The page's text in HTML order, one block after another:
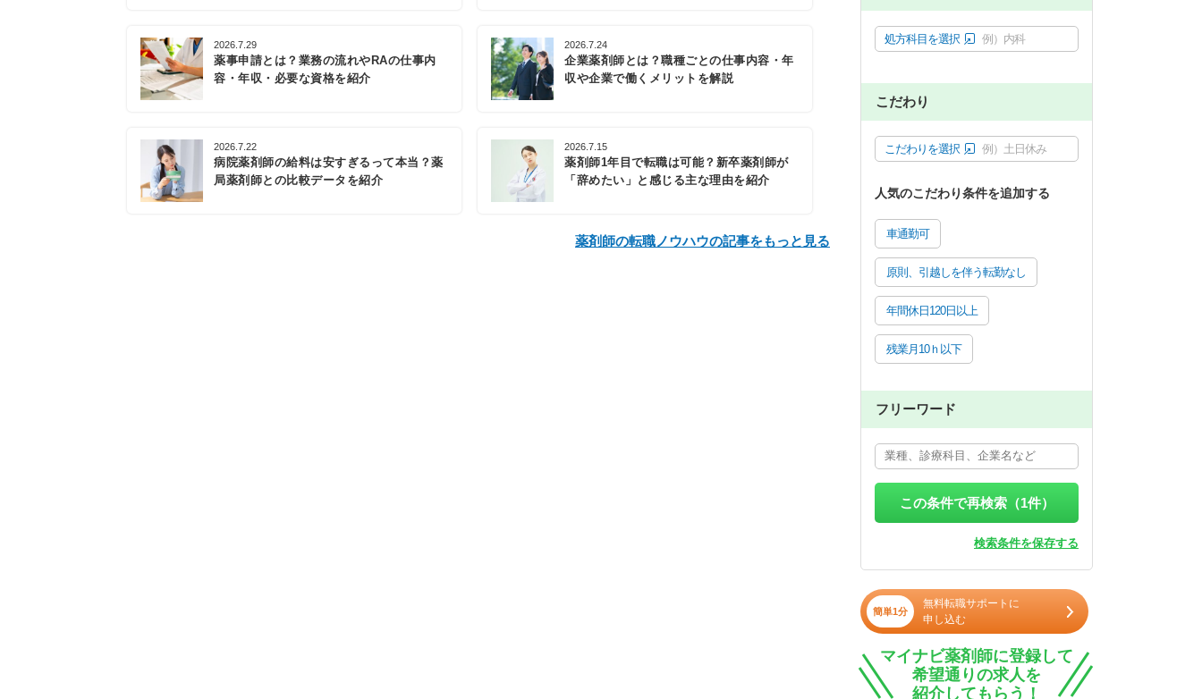
2026.7.29
薬事申請とは？業務の流れやRAの仕事内
容・年収・必要な資格を紹介
2026.7.24
企業薬剤師とは？職種ごとの仕事内容・年
収や企業で働くメリットを解説
2026.7.22
病院薬剤師の給料は安すぎるって本当？薬
局薬剤師との比較データを紹介
2026.7.15
薬剤師1年目で転職は可能？新卒薬剤師が
「辞めたい」と感じる主な理由を紹介
薬剤師の転職ノウハウの記事をもっと見る
処方科目を選択 例）内科
こだわり
こだわりを選択 例）土日休み
人気のこだわり条件を追加する
車通勤可
原則、引越しを伴う転勤なし
年間休日120日以上
残業月10ｈ以下
フリーワード
この条件で再検索（1件）
検索条件を保存する
簡単1分
無料転職サポートに
申し込む
マイナビ薬剤師に登録して
希望通りの求人を
紹介してもらう！